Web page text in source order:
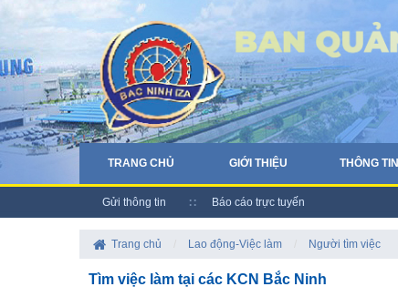
TRANG CHỦ GIỚI THIỆU THÔNG TIN
Gửi thông tin Báo cáo trực tuyến
Trang chủ Lao động-Việc làm Người tìm việc
Tìm việc làm tại các KCN Bắc Ninh